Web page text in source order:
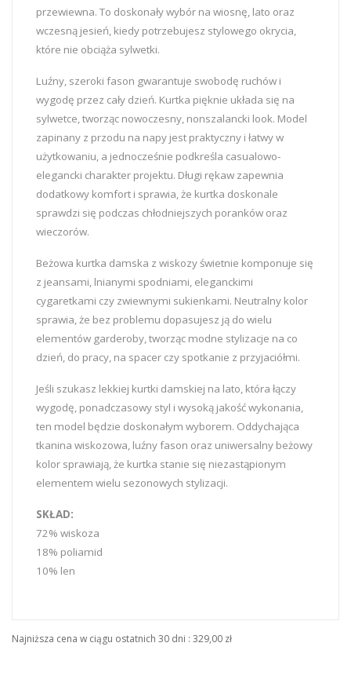
przewiewna. To doskonały wybór na wiosnę, lato oraz
wczesną jesień, kiedy potrzebujesz stylowego okrycia,
które nie obciąża sylwetki.
Luźny, szeroki fason gwarantuje swobodę ruchów i
wygodę przez cały dzień. Kurtka pięknie układa się na
sylwetce, tworząc nowoczesny, nonszalancki look. Model
zapinany z przodu na napy jest praktyczny i łatwy w
użytkowaniu, a jednocześnie podkreśla casualowo-
elegancki charakter projektu. Długi rękaw zapewnia
dodatkowy komfort i sprawia, że kurtka doskonale
sprawdzi się podczas chłodniejszych poranków oraz
wieczorów.
Beżowa kurtka damska z wiskozy świetnie komponuje się
z jeansami, lnianymi spodniami, eleganckimi
cygaretkami czy zwiewnymi sukienkami. Neutralny kolor
sprawia, że bez problemu dopasujesz ją do wielu
elementów garderoby, tworząc modne stylizacje na co
dzień, do pracy, na spacer czy spotkanie z przyjaciółmi.
Jeśli szukasz lekkiej kurtki damskiej na lato, która łączy
wygodę, ponadczasowy styl i wysoką jakość wykonania,
ten model będzie doskonałym wyborem. Oddychająca
tkanina wiskozowa, luźny fason oraz uniwersalny beżowy
kolor sprawiają, że kurtka stanie się niezastąpionym
elementem wielu sezonowych stylizacji.
SKŁAD:
72% wiskoza
18% poliamid
10% len
Najniższa cena w ciągu ostatnich 30 dni : 329,00 zł